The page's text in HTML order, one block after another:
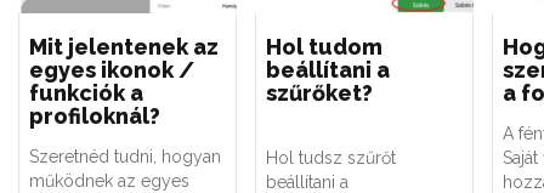
Mit jelentenek az
egyes ikonok /
funkciók a
profiloknál?
Szeretnéd tudni, hogyan
működnek az egyes
Hol tudom
beállítani a
szűrőket?
Hol tudsz szűrőt
beállítani a
a
A